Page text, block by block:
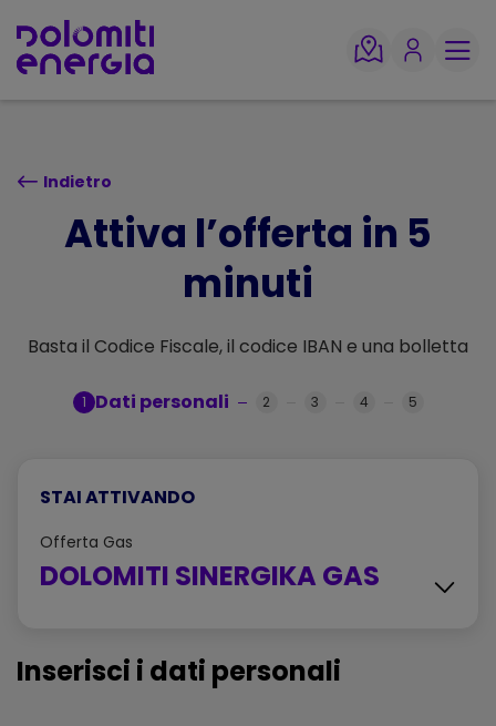
TORNA SU
Indietro
Attiva l’offerta in 5
minuti
Basta il Codice Fiscale, il codice IBAN e una bolletta
1 Dati personali 2 3 4 5
STAI ATTIVANDO
Offerta Gas
DOLOMITI SINERGIKA GAS
Obiettivo3
Scheda sintetica dell'offerta - DOLOMITI
Inserisci i dati personali